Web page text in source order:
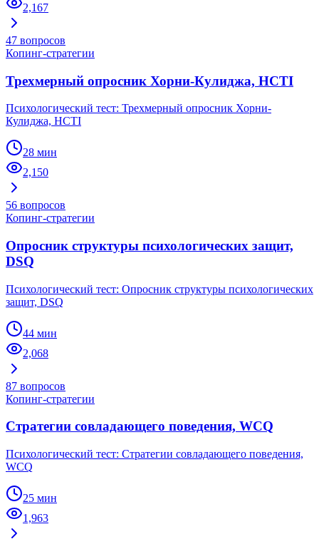
2,167
47 вопросов
Копинг-стратегии
Трехмерный опросник Хорни-Кулиджа, HCTI
Психологический тест: Трехмерный опросник Хорни-
Кулиджа, HCTI
28 мин
2,150
56 вопросов
Копинг-стратегии
Опросник структуры психологических защит,
DSQ
Психологический тест: Опросник структуры психологических
защит, DSQ
44 мин
2,068
87 вопросов
Копинг-стратегии
Стратегии совладающего поведения, WCQ
Психологический тест: Стратегии совладающего поведения,
WCQ
25 мин
1,963